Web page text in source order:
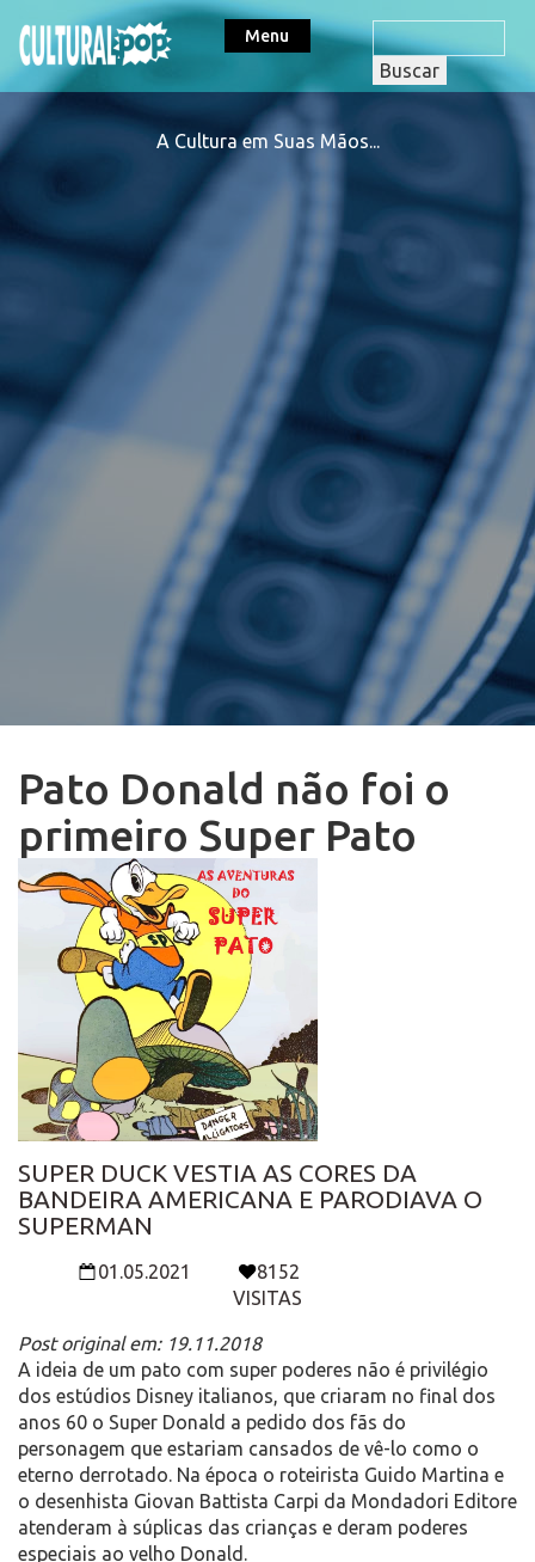
Menu
A Cultura em Suas Mãos...
Pato Donald não foi o
primeiro Super Pato
SUPER DUCK VESTIA AS CORES DA
BANDEIRA AMERICANA E PARODIAVA O
SUPERMAN
01.05.2021
8152
VISITAS
Post original em: 19.11.2018
A ideia de um pato com super poderes não é privilégio
dos estúdios Disney italianos, que criaram no final dos
anos 60 o Super Donald a pedido dos fãs do
personagem que estariam cansados de vê-lo como o
eterno derrotado. Na época o roteirista Guido Martina e
o desenhista Giovan Battista Carpi da Mondadori Editore
atenderam à súplicas das crianças e deram poderes
especiais ao velho Donald.